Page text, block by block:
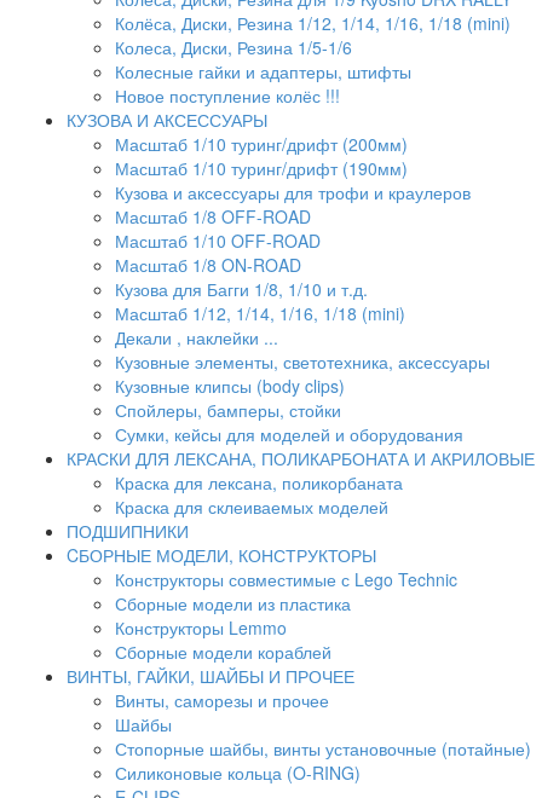
Колёса, Диски, Резина 1/12, 1/14, 1/16, 1/18 (mini)
Колеса, Диски, Резина 1/5-1/6
Колесные гайки и адаптеры, штифты
Новое поступление колёс !!!
КУЗОВА И АКСЕССУАРЫ
Масштаб 1/10 туринг/дрифт (200мм)
Масштаб 1/10 туринг/дрифт (190мм)
Кузова и аксессуары для трофи и краулеров
Масштаб 1/8 OFF-ROAD
Масштаб 1/10 OFF-ROAD
Масштаб 1/8 ON-ROAD
Кузова для Багги 1/8, 1/10 и т.д.
Масштаб 1/12, 1/14, 1/16, 1/18 (mini)
Декали , наклейки ...
Кузовные элементы, светотехника, аксессуары
Кузовные клипсы (body clips)
Спойлеры, бамперы, стойки
Сумки, кейсы для моделей и оборудования
КРАСКИ ДЛЯ ЛЕКСАНА, ПОЛИКАРБОНАТА И АКРИЛОВЫЕ
Краска для лексана, поликорбаната
Краска для склеиваемых моделей
ПОДШИПНИКИ
CБОРНЫЕ МОДЕЛИ, КОНСТРУКТОРЫ
Конструкторы совместимые с Lego Technic
Сборные модели из пластика
Конструкторы Lemmo
Сборные модели кораблей
ВИНТЫ, ГАЙКИ, ШАЙБЫ И ПРОЧЕЕ
Винты, саморезы и прочее
Шайбы
Стопорные шайбы, винты установочные (потайные)
Силиконовые кольца (O-RING)